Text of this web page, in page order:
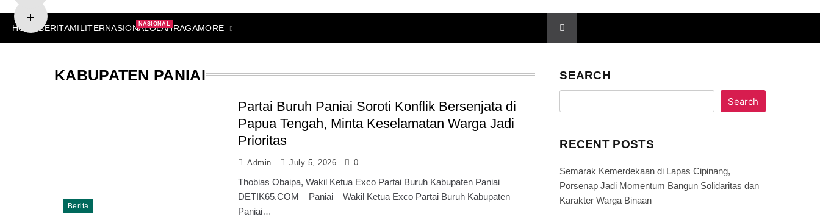
HOME BERITAMILITERNASIONALNASIONAL
OLAHRAGAMORE
KABUPATEN PANIAI
Berita
Partai Buruh Paniai Soroti Konflik Bersenjata di
Papua Tengah, Minta Keselamatan Warga Jadi
Prioritas
Admin July 5, 2026 0
Thobias Obaipa, Wakil Ketua Exco Partai Buruh Kabupaten Paniai
DETIK65.COM – Paniai – Wakil Ketua Exco Partai Buruh Kabupaten
Paniai…
SEARCH
Search
RECENT POSTS
Semarak Kemerdekaan di Lapas Cipinang,
Porsenap Jadi Momentum Bangun Solidaritas dan
Karakter Warga Binaan